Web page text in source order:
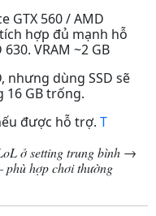
GTX 560 / AMD
hợp đủ mạnh hỗ
VRAM ~2 GB
nhưng dùng SSD sẽ
16 GB trống.
được hỗ trợ. T
ở setting trung bình →
hợp chơi thường